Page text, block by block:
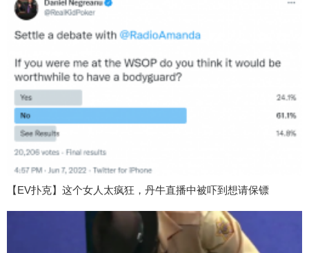
【EV扑克】这个女人太疯狂，丹牛直播中被吓到想请保镖